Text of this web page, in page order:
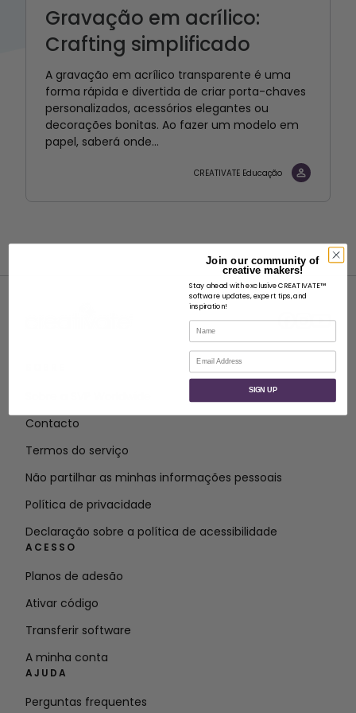
Gravação em acrílico:
Crafting simplificado
A gravação em acrílico transparente é uma
forma rápida e divertida de criar porta-chaves
personalizados, acessórios elegantes ou
decorações bonitas. Ao fazer um modelo em
papel, saberá onde...
CREATIVATE Educação
Contacto
Termos do serviço
Não partilhar as minhas informações pessoais
Política de privacidade
Declaração sobre a política de acessibilidade
ACESSO
Planos de adesão
Ativar código
Transferir software
A minha conta
AJUDA
Perguntas frequentes
Join our community of
creative makers!
Stay ahead with exclusive CREATIVATE™
software updates, expert tips, and
inspiration!
Name
Email
SIGN UP